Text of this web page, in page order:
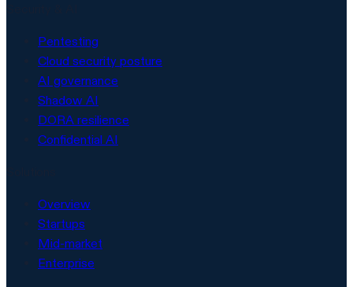
Pentesting
Cloud security posture
AI governance
Shadow AI
DORA resilience
Confidential AI
Overview
Startups
Mid-market
Enterprise